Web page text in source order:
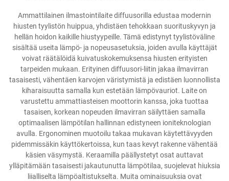
Tuotteet
Uutiset
Käyttö
Ota Yhteyttä
Ammattilainen ilmastointilaite diffuusorilla edustaa modernin
hiusten tyylistön huippua, yhdistäen tehokkaan suorituskyvyn ja
hellän hoidon kaikille hiustyypeille. Tämä edistynyt tyylistöväline
sisältää useita lämpö- ja nopeusasetuksia, joiden avulla käyttäjät
voivat räätälöidä kuivatuskokemuksensa hiusten erityisten
tarpeiden mukaan. Erityinen diffuusori-liitin jakaa ilmavirran
tasaisesti, vähentäen karvojen väristymistä ja edistäen luonnollista
kiharaisuutta samalla kun estetään lämpövauriot. Laite on
varustettu ammattiasteisen moottorin kanssa, joka tuottaa
tasaisen, korkean nopeuden ilmavirran säilyttäen samalla
optimaalisen lämpötilan hallinnan edistyneen ioniteknologian
avulla. Ergonominen muotoilu takaa mukavan käytettävyyden
pidemmissäkin käyttökertoissa, kun taas kevyt rakenne vähentää
käsien väsymystä. Keraamilla päällystetyt osat auttavat
ylläpitämään tasaisesti jakautunutta lämpötilaa, suojelevat hiuksia
liialliselta lämpöaltistukselta. Muita ominaisuuksia ovat